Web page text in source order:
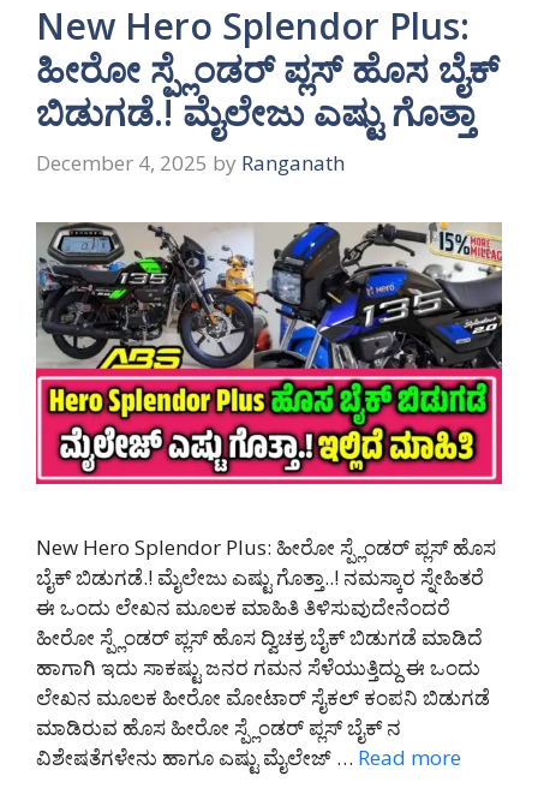
New Hero Splendor Plus:
ಹೀರೋ ಸ್ಪ್ಲೆಂಡರ್ ಪ್ಲಸ್ ಹೊಸ ಬೈಕ್
ಬಿಡುಗಡೆ.! ಮೈಲೇಜು ಎಷ್ಟು ಗೊತ್ತಾ
December 4, 2025 by Ranganath
New Hero Splendor Plus: ಹೀರೋ ಸ್ಪ್ಲೆಂಡರ್ ಪ್ಲಸ್ ಹೊಸ
ಬೈಕ್ ಬಿಡುಗಡೆ.! ಮೈಲೇಜು ಎಷ್ಟು ಗೊತ್ತಾ..! ನಮಸ್ಕಾರ ಸ್ನೇಹಿತರೆ
ಈ ಒಂದು ಲೇಖನ ಮೂಲಕ ಮಾಹಿತಿ ತಿಳಿಸುವುದೇನೆಂದರೆ
ಹೀರೋ ಸ್ಪ್ಲೆಂಡರ್ ಪ್ಲಸ್ ಹೊಸ ದ್ವಿಚಕ್ರ ಬೈಕ್ ಬಿಡುಗಡೆ ಮಾಡಿದೆ
ಹಾಗಾಗಿ ಇದು ಸಾಕಷ್ಟು ಜನರ ಗಮನ ಸೆಳೆಯುತ್ತಿದ್ದು ಈ ಒಂದು
ಲೇಖನ ಮೂಲಕ ಹೀರೋ ಮೋಟಾರ್ ಸೈಕಲ್ ಕಂಪನಿ ಬಿಡುಗಡೆ
ಮಾಡಿರುವ ಹೊಸ ಹೀರೋ ಸ್ಪ್ಲೆಂಡರ್ ಪ್ಲಸ್ ಬೈಕ್ ನ
ವಿಶೇಷತೆಗಳೇನು ಹಾಗೂ ಎಷ್ಟು ಮೈಲೇಜ್ … Read more